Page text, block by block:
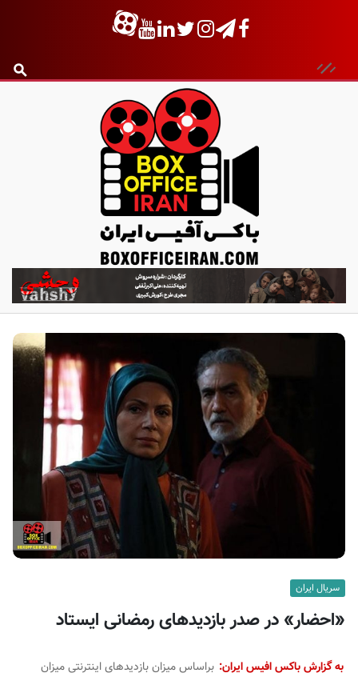
ب
ا
ک
س
ف
ی
س
ا
ر
سریال ایران
«احضار» در صدر بازدیدهای رمضانی ایستاد
به گزارش باکس افیس ایران: براساس میزان بازدیدهای اینترنتی میزان